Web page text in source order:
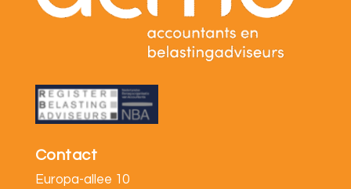
Contact
Europa-allee 10